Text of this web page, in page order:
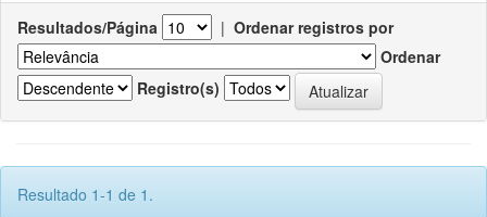
Resultados/Página | Ordenar registros por
Ordenar
Registro(s)
Resultado 1-1 de 1.